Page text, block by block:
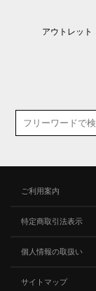
アウトレット
ご利用案内
特定商取引法表示
個人情報の取扱い
サイトマップ